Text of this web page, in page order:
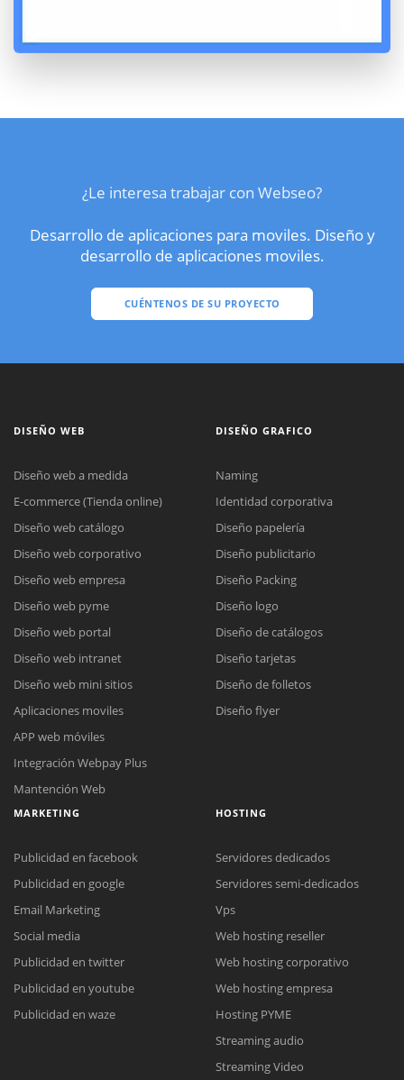
¿Le interesa trabajar con Webseo?
Desarrollo de aplicaciones para moviles. Diseño y
desarrollo de aplicaciones moviles.
CUÉNTENOS DE SU PROYECTO
Reunión online
Nuestros ejecutivos le enviarán un correo electrónico con el enlace a
Meet para la reunión online.
Cotización
Todos nuestros ejecutivos están fuera de línea. Complete el formulario
DISEÑO WEB
Diseño web a medida
E-commerce (Tienda online)
Diseño web catálogo
Diseño web corporativo
Diseño web empresa
Diseño web pyme
Diseño web portal
Diseño web intranet
Diseño web mini sitios
Aplicaciones moviles
APP web móviles
Integración Webpay Plus
Mantención Web
DISEÑO GRAFICO
Naming
Identidad corporativa
Diseño papelería
Diseño publicitario
Diseño Packing
Diseño logo
Diseño de catálogos
Diseño tarjetas
Diseño de folletos
Diseño flyer
MARKETING
Publicidad en facebook
Publicidad en google
Email Marketing
Social media
Publicidad en twitter
Publicidad en youtube
Publicidad en waze
HOSTING
Servidores dedicados
Servidores semi-dedicados
Vps
Web hosting reseller
Web hosting corporativo
Web hosting empresa
Hosting PYME
Streaming audio
Streaming Video